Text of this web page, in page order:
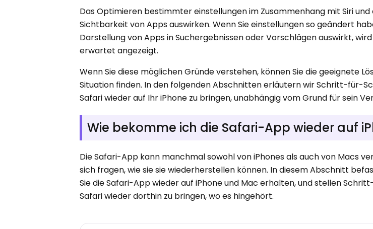
Das Optimieren bestimmter einstellungen im Zusammenhang mit Siri und
Sichtbarkeit von Apps auswirken. Wenn Sie einstellungen so geändert
Darstellung von Apps in Suchergebnissen oder Vorschlägen auswirkt,
erwartet angezeigt.
Wenn Sie diese möglichen Gründe verstehen, können Sie die geeignete
Situation finden. In den folgenden Abschnitten erläutern wir Schritt-für-
Safari wieder auf Ihr iPhone zu bringen, unabhängig vom Grund für sein
Wie bekomme ich die Safari-App wieder auf
Die Safari-App kann manchmal sowohl von iPhones als auch von Macs
sich fragen, wie sie sie wiederherstellen können. In diesem Abschnitt
Sie die Safari-App wieder auf iPhone und Mac erhalten, und stellen
Safari wieder dorthin zu bringen, wo es hingehört.